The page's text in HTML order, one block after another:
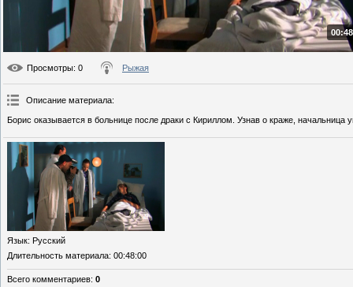
Просмотры: 0 Рыжая
Описание материала:
Борис оказывается в больнице после драки с Кириллом. Узнав о краже,
Язык: Русский
Длительность материала: 00:48:00
Всего комментариев: 0